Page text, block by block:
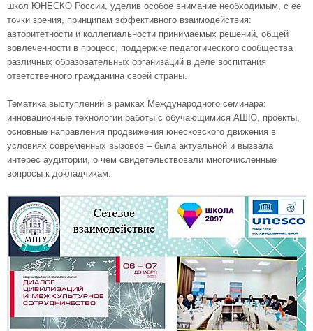
школ ЮНЕСКО России, уделив особое внимание необходимым, с ее
точки зрения, принципам эффективного взаимодействия:
авторитетности и коллегиальности принимаемых решений, общей
вовлеченности в процесс, поддержке педагогического сообщества
различных образовательных организаций в деле воспитания
ответственного гражданина своей страны.
Тематика выступлений в рамках Международного семинара:
инновационные технологии работы с обучающимися АШЮ, проекты,
основные направления продвижения юнесковского движения в
условиях современных вызовов – была актуальной и вызвала
интерес аудитории, о чем свидетельствовали многочисленные
вопросы к докладчикам.